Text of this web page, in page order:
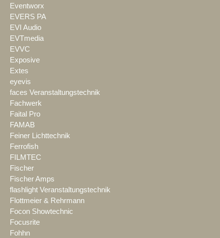
Eventworx
EVERS PA
EVI Audio
EVTmedia
EVVC
Exposive
Extes
eyevis
faces Veranstaltungstechnik
Fachwerk
Faital Pro
FAMAB
Feiner Lichttechnik
Ferrofish
FILMTEC
Fischer
Fischer Amps
flashlight Veranstaltungstechnik
Flottmeier & Rehrmann
Focon Showtechnic
Focusrite
Fohhn